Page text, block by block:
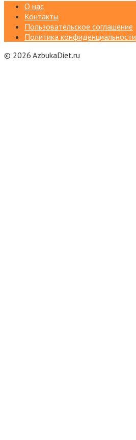
О нас
Контакты
Пользовательское соглашение
Политика конфиденциальности
© 2026 AzbukaDiet.ru